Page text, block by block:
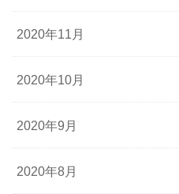
2020年11月
2020年10月
2020年9月
2020年8月